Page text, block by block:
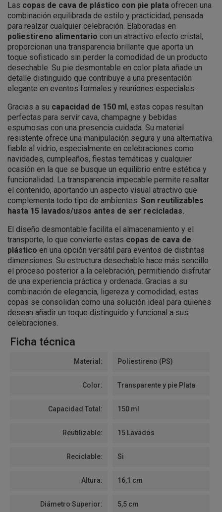
Las copas de cava de plástico con pie plata ofrecen una
combinación equilibrada de estilo y practicidad, pensada
para realzar cualquier celebración. Elaboradas en
poliestireno alimentario con un atractivo efecto cristal,
proporcionan una transparencia brillante que aporta un
toque sofisticado sin perder la comodidad de un producto
desechable. Su pie desmontable en color plata añade un
detalle distinguido que contribuye a una presentación
elegante en eventos formales y reuniones especiales.
Gracias a su capacidad de 150 ml, estas copas resultan
perfectas para servir cava, champagne y bebidas
espumosas con una presencia cuidada. Su material
resistente ofrece una manipulación segura y una alternativa
fiable al vidrio, especialmente en celebraciones como
navidades, cumpleaños, fiestas temáticas y cualquier
ocasión en la que se busque un equilibrio entre estética y
funcionalidad. La transparencia impecable permite resaltar
el contenido, aportando un aspecto visual atractivo que
complementa todo tipo de ambientes. Son reutilizables
hasta 15 lavados/usos antes de ser recicladas.
El diseño desmontable facilita el almacenamiento y el
transporte, lo que convierte estas copas de cava de
plástico en una opción versátil para eventos de distintas
dimensiones. Su estructura desechable hace más sencillo
el proceso posterior a la celebración, permitiendo disfrutar
de una experiencia práctica y ordenada. Gracias a su
combinación de elegancia, ligereza y comodidad, estas
copas se consolidan como una solución ideal para quienes
desean añadir un toque distinguido y funcional a sus
celebraciones.
Ficha técnica
Material: Poliestireno (PS)
Color: Transparente y pie Plata
Capacidad Total: 150 ml
Reutilizable: 15 Lavados
Reciclable: Si
Altura: 16,1 cm
Diámetro Superior: 5,5 cm